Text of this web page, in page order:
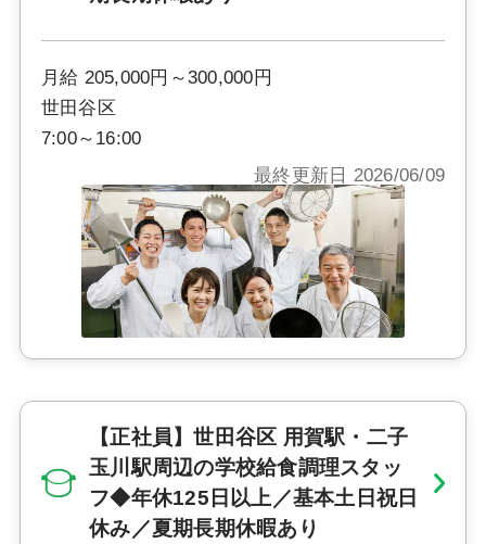
月給 205,000円～300,000円
世田谷区
7:00～16:00
最終更新日 2026/06/09
【正社員】世田谷区 用賀駅・二子
玉川駅周辺の学校給食調理スタッ
フ◆年休125日以上／基本土日祝日
休み／夏期長期休暇あり